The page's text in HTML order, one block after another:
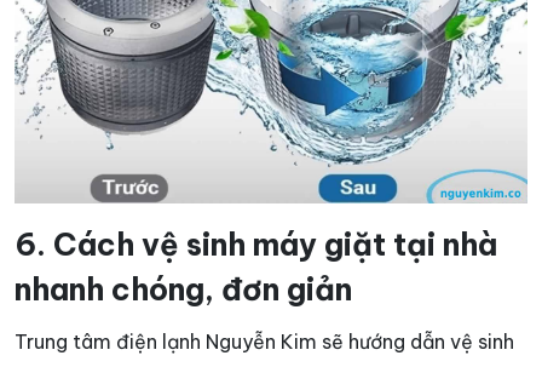
6. Cách vệ sinh máy giặt tại nhà
nhanh chóng, đơn giản
Trung tâm điện lạnh Nguyễn Kim sẽ hướng dẫn vệ sinh